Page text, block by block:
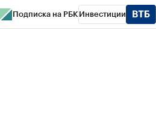
Подписка на РБК Инвестиции